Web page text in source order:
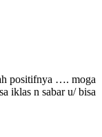
positifnya …. moga
iklas n sabar u/ bisa